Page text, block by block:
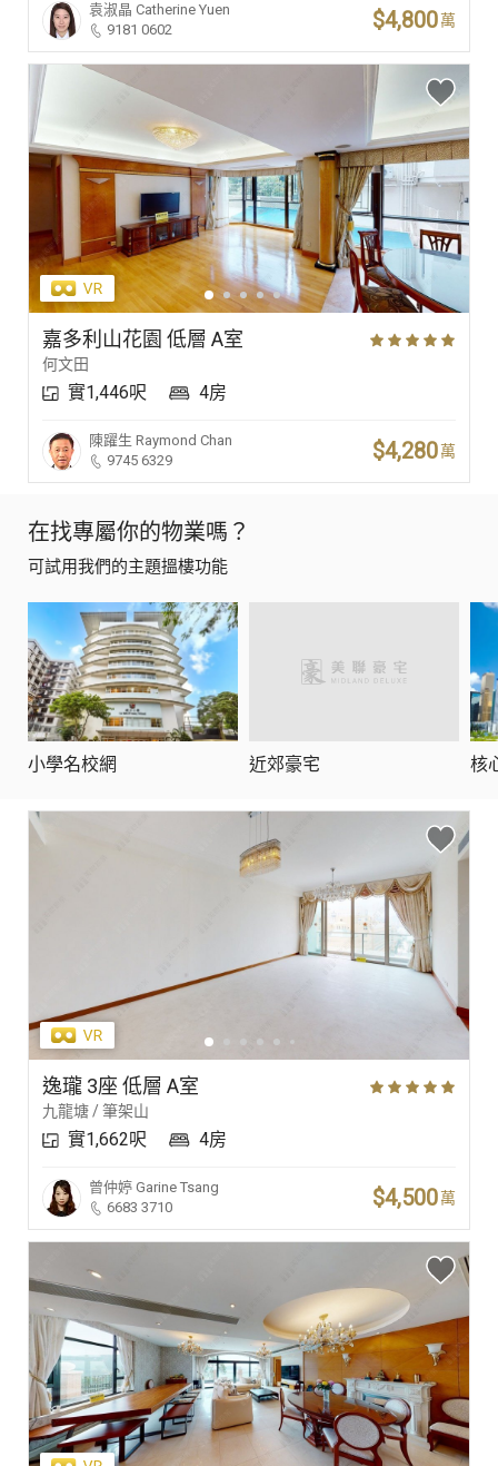
袁淑晶 Catherine Yuen
9181 0602
$4,800萬
嘉多利山花園 低層 A室
何文田
實1,446呎 4房
陳躍生 Raymond Chan
9745 6329
$4,280萬
在找專屬你的物業嗎？
可試用我們的主題搵樓功能
小學名校網 近郊豪宅 核
逸瓏 3座 低層 A室
九龍塘 / 筆架山
實1,662呎 4房
曾仲婷 Garine Tsang
6683 3710
$4,500萬